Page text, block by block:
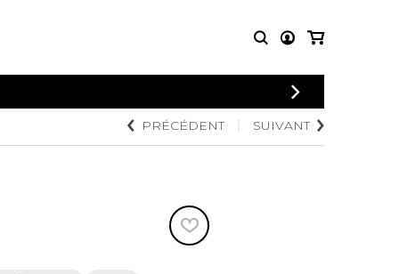
CONNEXION
PARTITIONS
POUR
AUTRES
PRODUITS
Disques compacts et
DVDs
PRÉCÉDENT SUIVANT